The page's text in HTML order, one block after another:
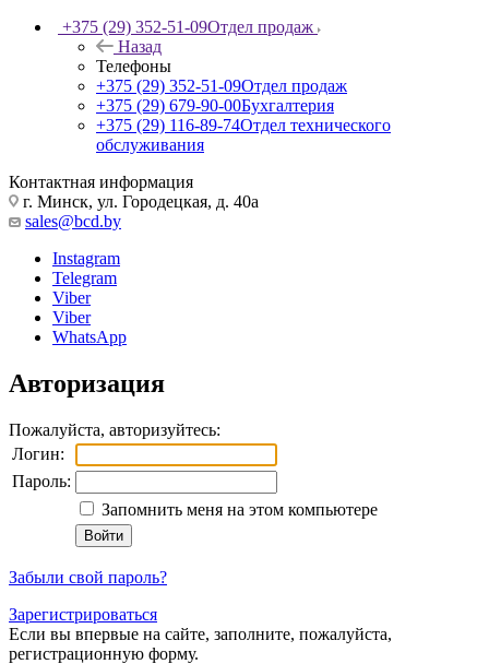
+375 (29) 352-51-09Отдел продаж
Назад
Телефоны
+375 (29) 352-51-09Отдел продаж
+375 (29) 679-90-00Бухгалтерия
+375 (29) 116-89-74Отдел технического
обслуживания
Контактная информация
г. Минск, ул. Городецкая, д. 40а
sales@bcd.by
Instagram
Telegram
Viber
Viber
WhatsApp
Авторизация
Пожалуйста, авторизуйтесь:
Логин:
Пароль:
Запомнить меня на этом компьютере
Забыли свой пароль?
Зарегистрироваться
Если вы впервые на сайте, заполните, пожалуйста,
регистрационную форму.